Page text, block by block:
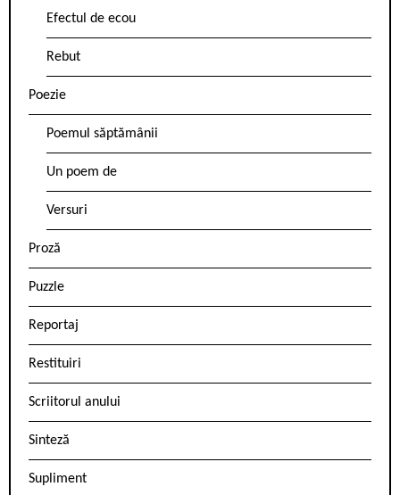
Efectul de ecou
Rebut
Poezie
Poemul săptămânii
Un poem de
Versuri
Proză
Puzzle
Reportaj
Restituiri
Scriitorul anului
Sinteză
Supliment